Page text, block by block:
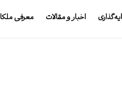
اخبار و مقالات معرفی ملکا